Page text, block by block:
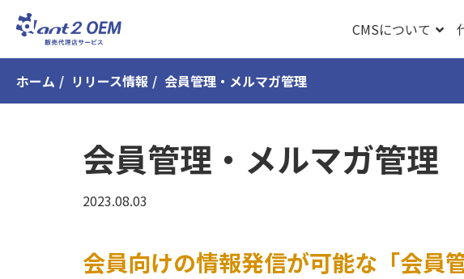
CMSについて
ホーム リリース情報 会員管理・メルマガ管理
会員管理・メルマガ管理
2023.08.03
会員向けの情報発信が可能な「会員